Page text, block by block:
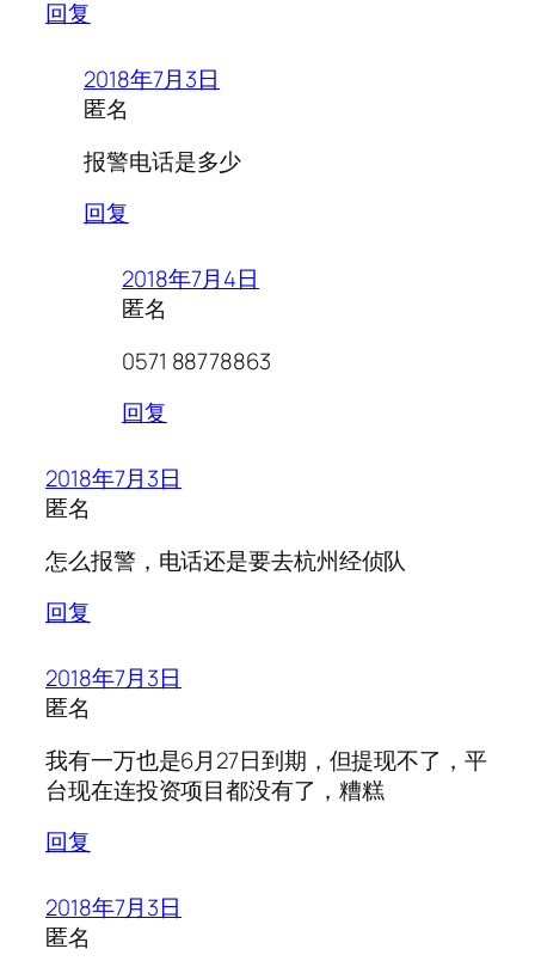
回复
2018年7月3日
匿名
报警电话是多少
回复
2018年7月4日
匿名
0571 88778863
回复
2018年7月3日
匿名
怎么报警，电话还是要去杭州经侦队
回复
2018年7月3日
匿名
我有一万也是6月27日到期，但提现不了，平
台现在连投资项目都没有了，糟糕
回复
2018年7月3日
匿名